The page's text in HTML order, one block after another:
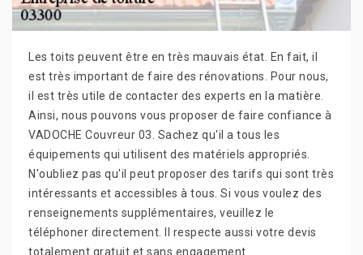
Les toits peuvent être en très mauvais état. En fait, il
est très important de faire des rénovations. Pour nous,
il est très utile de contacter des experts en la matière.
Ainsi, nous pouvons vous proposer de faire confiance à
VADOCHE Couvreur 03. Sachez qu'il a tous les
équipements qui utilisent des matériels appropriés.
N'oubliez pas qu'il peut proposer des tarifs qui sont très
intéressants et accessibles à tous. Si vous voulez des
renseignements supplémentaires, veuillez le
téléphoner directement. Il respecte aussi votre devis
totalement gratuit et sans engagement.